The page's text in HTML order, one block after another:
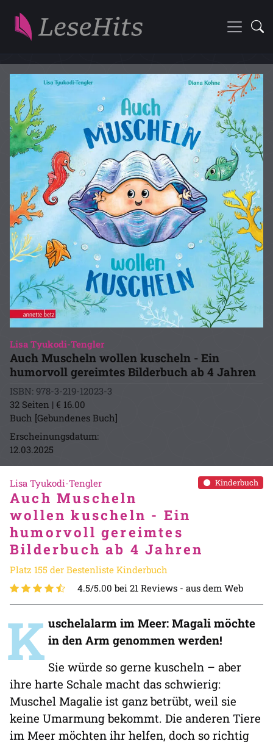
Lisa Tyukodi-Tengler
Auch Muscheln wollen kuscheln - Ein
humorvoll gereimtes Bilderbuch ab 4 Jahren
ISBN: 978-3-219-12023-3
32 Seiten | € 16.00
Buch [Gebundenes Buch]
Erscheinungsdatum:
12.03.2025
Kinderbuch
Lisa Tyukodi-Tengler
Auch Muscheln
wollen kuscheln - Ein
humorvoll gereimtes
Bilderbuch ab 4 Jahren
Platz 155 der Bestenliste Kinderbuch
4.5/5.00 bei 21 Reviews - aus dem Web
K uschelalarm im Meer: Magali möchte
in den Arm genommen werden!
Sie würde so gerne kuscheln – aber
ihre harte Schale macht das schwierig:
Muschel Magalie ist ganz betrübt, weil sie
keine Umarmung bekommt. Die anderen Tiere
im Meer möchten ihr helfen, doch so richtig